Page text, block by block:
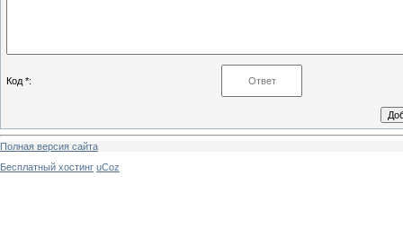
Код *:
Полная версия сайта
Бесплатный хостинг uCoz